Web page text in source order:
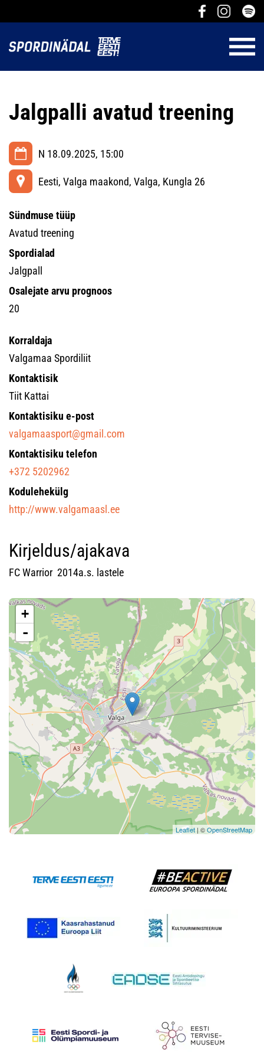
Jalgpalli avatud treening
N 18.09.2025, 15:00
Eesti, Valga maakond, Valga, Kungla 26
Sündmuse tüüp
Avatud treening
Spordialad
Jalgpall
Osalejate arvu prognoos
20
Korraldaja
Valgamaa Spordiliit
Kontaktisik
Tiit Kattai
Kontaktisiku e-post
valgamaasport@gmail.com
Kontaktisiku telefon
+372 5202962
Kodulehekülg
http://www.valgamaasl.ee
Kirjeldus/ajakava
FC Warrior 2014a.s. lastele
+
-
Leaflet | ©OpenStreetMap